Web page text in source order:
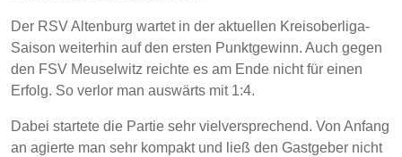
Der RSV Altenburg wartet in der aktuellen Kreisoberliga-
Saison weiterhin auf den ersten Punktgewinn. Auch gegen
den FSV Meuselwitz reichte es am Ende nicht für einen
Erfolg. So verlor man auswärts mit 1:4.
Dabei startete die Partie sehr vielversprechend. Von Anfang
an agierte man sehr kompakt und ließ den Gastgeber nicht